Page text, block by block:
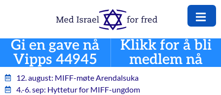
Gi en gave nå
Vipps 44945
Klikk for å bli
medlem nå
12. august: MIFF-møte Arendalsuka
4.-6. sep: Hyttetur for MIFF-ungdom